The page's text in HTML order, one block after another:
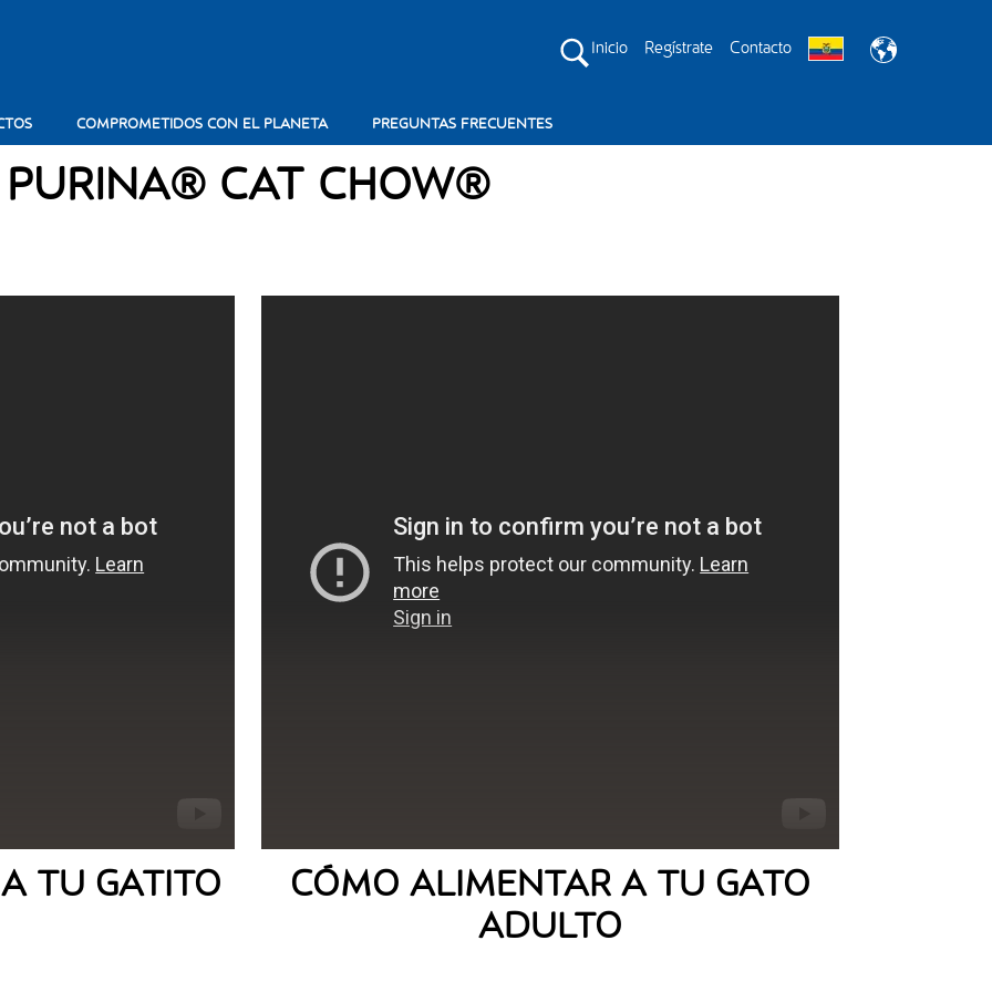
Inicio Regístrate Contacto
COMPROMETIDOS CON EL PLANETA PREGUNTAS FRECUENTES
PURINA® CAT CHOW®
TU GATITO
CÓMO ALIMENTAR A TU GATO
ADULTO